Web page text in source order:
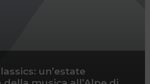
un’estate